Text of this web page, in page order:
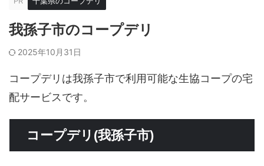
我孫子市のコープデリ
2025年10月31日
コープデリは我孫子市で利用可能な生協コープの宅
配サービスです。
コープデリ(我孫子市)